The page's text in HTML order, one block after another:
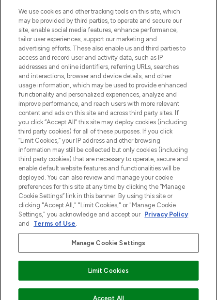
Bądź pierwszą osobą, która dowie się o
najnowszych produktach, od niszowych i
uznanych marek, sezonowych trendach i
otrzyma ekskluzywne artykuły redakcyjne
z Sunday Supplement.
Zgoda na pliki cookie
Do Not Sell or Share My Personal
Information
POMOC & INFORMACJE
WAŻNE INFORMACJE
O LOOKFANTASTIC
2026 The Hut Group
Płać bezpiecznie za pomocą
We use cookies and other tracking tools on this site, which
may be provided by third parties, to operate and secure our
site, enable social media features, enhance performance,
tailor user experiences, support our marketing and
advertising efforts. These also enable us and third parties to
access and record user and activity data, such as IP
addresses and online identifiers, referring URLs, searches
and interactions, browser and device details, and other
usage information, which may be used to provide enhanced
functionality and personalized experiences, analyze and
improve performance, and reach users with more relevant
content and ads on this site and across third party sites. If
you click “Accept All” this site may deploy cookies (including
third party cookies) for all of these purposes. If you click
“Limit Cookies,” your IP address and other browsing
information may still be collected but only cookies (including
third party cookies) that are necessary to operate, secure and
enable default website features and functionalities will be
deployed. You can also review and manage your cookie
preferences for this site at any time by clicking the “Manage
Cookie Settings” link in this banner. By using this site or
clicking "Accept All," "Limit Cookies," or "Manage Cookie
Settings," you acknowledge and accept our Privacy Policy
and
Terms of Use.
Manage Cookie Settings
Limit Cookies
Accept All